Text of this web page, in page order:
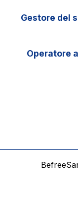
Gestore del
Operatore